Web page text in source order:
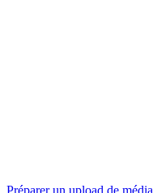
Préparer un upload de média